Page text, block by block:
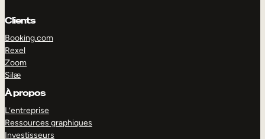
Clients
Booking.com
Rexel
Zoom
Silæ
À propos
L’entreprise
Ressources graphiques
Investisseurs